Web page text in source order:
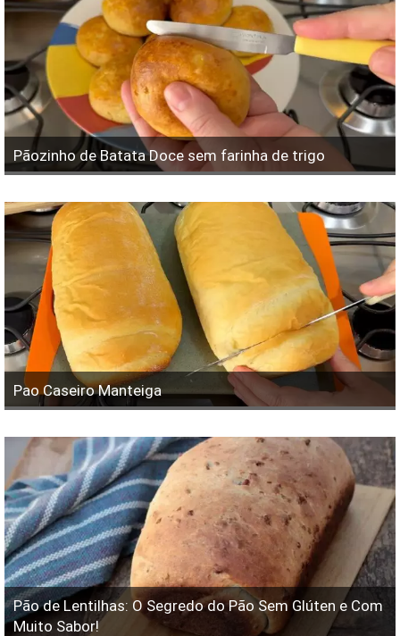
Pãozinho de Batata Doce sem farinha de trigo
Pao Caseiro Manteiga
Pão de Lentilhas: O Segredo do Pão Sem Glúten e Com
Muito Sabor!